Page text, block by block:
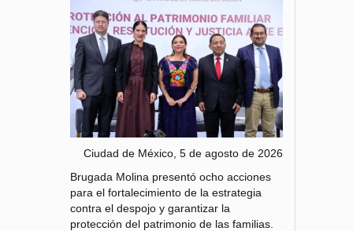
Ciudad de México, 5 de agosto de 2026
Brugada Molina presentó ocho acciones
para el fortalecimiento de la estrategia
contra el despojo y garantizar la
protección del patrimonio de las familias.